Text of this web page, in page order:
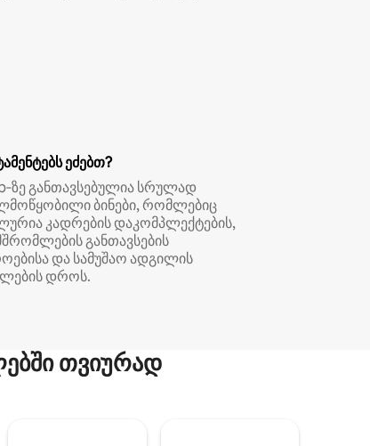
ეძებთ?
განთავსებულია სრულად
ბინები, რომლებიც
კადრების დაკომპლექტების,
განთავსების
და სამუშაო ადგილის
დროს.
თვიურად